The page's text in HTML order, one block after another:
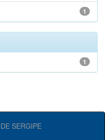
1
1
SERGIPE